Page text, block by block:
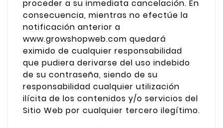
proceder a su inmediata cancelación. En
consecuencia, mientras no efectúe la
notificación anterior a
www.growshopweb.com quedará
eximido de cualquier responsabilidad
que pudiera derivarse del uso indebido
de su contraseña, siendo de su
responsabilidad cualquier utilización
ilícita de los contenidos y/o servicios del
Sitio Web por cualquier tercero ilegítimo.